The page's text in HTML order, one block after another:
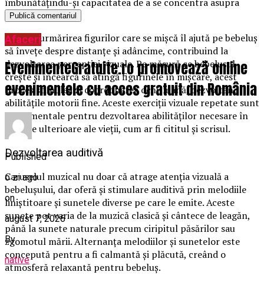
unui punct fix.
În plus, urmărirea figurilor care se mișcă îl ajută pe bebeluș
să învețe despre distanțe și adâncime, contribuind la
dezvoltarea percepției vizuale. Pe măsură ce bebelușul
crește și încearcă să atingă figurinele în mișcare, acest
proces stimulează coordonarea ochi-mână, dezvoltând
abilitățile motorii fine. Aceste exerciții vizuale repetate sunt
fundamentale pentru dezvoltarea abilităților necesare în
etapele ulterioare ale vieții, cum ar fi cititul și scrisul.
Dezvoltarea auditivă
Caruselul muzical nu doar că atrage atenția vizuală a
bebelușului, dar oferă și stimulare auditivă prin melodiile
liniștitoare și sunetele diverse pe care le emite. Aceste
sunete pot varia de la muzică clasică și cântece de leagăn,
până la sunete naturale precum ciripitul păsărilor sau
zgomotul mării. Alternanța melodiilor și sunetelor este
concepută pentru a fi calmantă și plăcută, creând o
atmosferă relaxantă pentru bebeluș.
Afaceri
EvenimenteGratuite.ro promovează online
evenimentele cu acces gratuit din România
Published
o zi ago
on
august 7, 2026
By
native